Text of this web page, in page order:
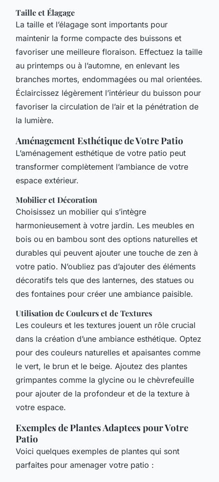
Taille et Élagage
La taille et l’élagage sont importants pour
maintenir la forme compacte des buissons et
favoriser une meilleure floraison. Effectuez la taille
au printemps ou à l’automne, en enlevant les
branches mortes, endommagées ou mal orientées.
Éclaircissez légèrement l’intérieur du buisson pour
favoriser la circulation de l’air et la pénétration de
la lumière.
Aménagement Esthétique de Votre Patio
L’aménagement esthétique de votre patio peut
transformer complètement l’ambiance de votre
espace extérieur.
Mobilier et Décoration
Choisissez un mobilier qui s’intègre
harmonieusement à votre jardin. Les meubles en
bois ou en bambou sont des options naturelles et
durables qui peuvent ajouter une touche de zen à
votre patio. N’oubliez pas d’ajouter des éléments
décoratifs tels que des lanternes, des statues ou
des fontaines pour créer une ambiance paisible.
Utilisation de Couleurs et de Textures
Les couleurs et les textures jouent un rôle crucial
dans la création d’une ambiance esthétique. Optez
pour des couleurs naturelles et apaisantes comme
le vert, le brun et le beige. Ajoutez des plantes
grimpantes comme la glycine ou le chèvrefeuille
pour ajouter de la profondeur et de la texture à
votre espace.
Exemples de Plantes Adaptees pour Votre
Patio
Voici quelques exemples de plantes qui sont
parfaites pour amenager votre patio :